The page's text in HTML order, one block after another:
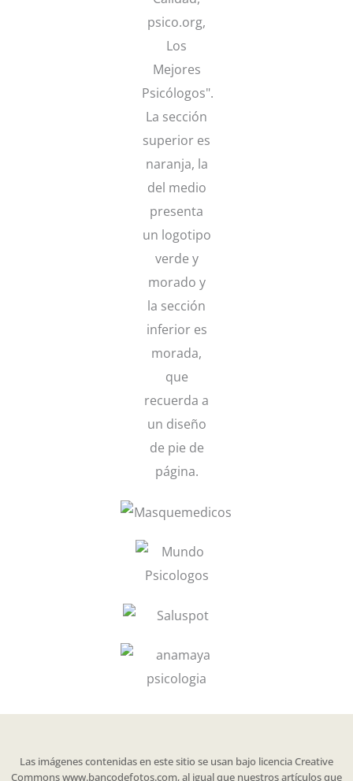
Las imágenes contenidas en este sitio se usan bajo licencia Creative
Commons www.bancodefotos.com, al igual que nuestros artículos que